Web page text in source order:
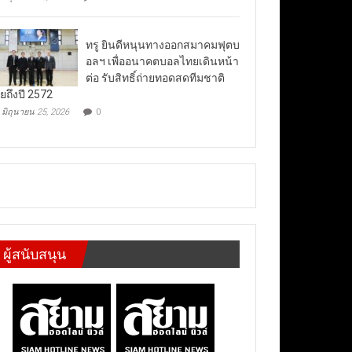
ทรู ยินดีหนุนทางออกสมาคมฟุตบ
อลฯ เพื่ออนาคตบอลไทยเดินหน้า
ต่อ รับสิทธิ์ถ่ายทอดสดทีมชาติ
ถึงปี 2572
มิถุนายน 25, 2026 0
ผู้สนับสนุน